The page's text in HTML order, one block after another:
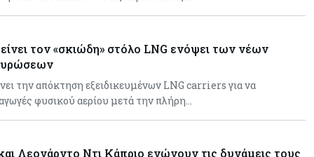
Ακραία ζέστη: Έως €3,8 δισ. το
οικονομία μέχρι το 2050
τον «σκιώδη» στόλο LNG ενόψει των νέων
την απόκτηση εξειδικευμένων LNG carriers για να
φυσικού αερίου μετά την πλήρη…
Λεονάρντο Ντι Κάπριο ενώνουν τις δυνάμεις τους